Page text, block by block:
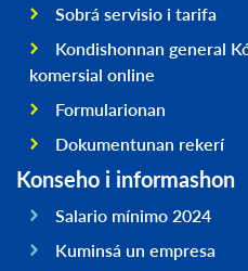
Sobrá servisio i tarifa
Kondishonnan general
komersial online
Formularionan
Dokumentunan rekerí
Konseho i informashon
Salario mínimo 2024
Kuminsá un empresa